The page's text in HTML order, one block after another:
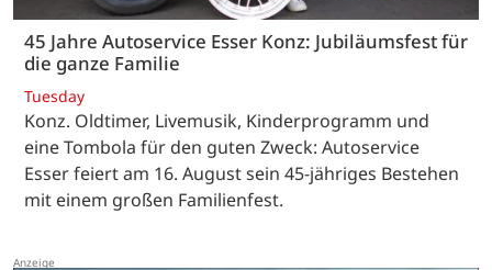
45 Jahre Autoservice Esser Konz: Jubiläumsfest für
die ganze Familie
Tuesday
Konz. Oldtimer, Livemusik, Kinderprogramm und
eine Tombola für den guten Zweck: Autoservice
Esser feiert am 16. August sein 45-jähriges Bestehen
mit einem großen Familienfest.